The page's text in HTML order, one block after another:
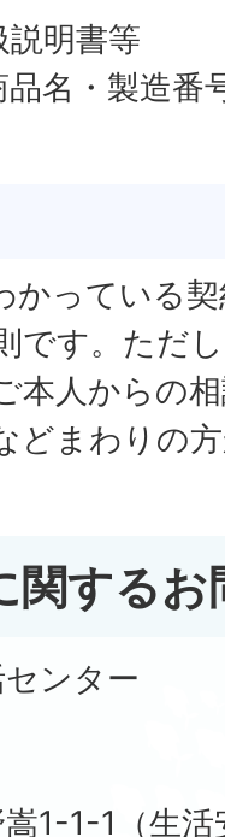
説明書等
名・製造番
っている
です。ただ
本人からの
どまわりの
関する
ンター
1-1-1（生活